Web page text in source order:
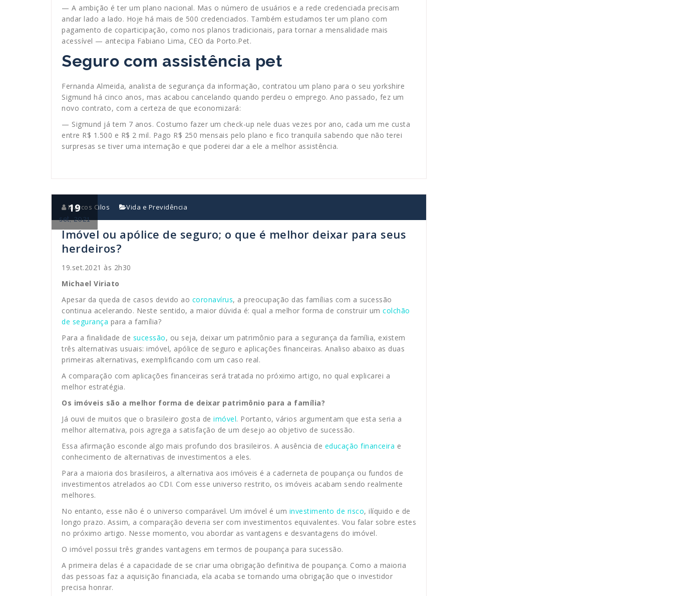
— A ambição é ter um plano nacional. Mas o número de usuários e a rede credenciada precisam
andar lado a lado. Hoje há mais de 500 credenciados. Também estudamos ter um plano com
pagamento de coparticipação, como nos planos tradicionais, para tornar a mensalidade mais
acessível — antecipa Fabiano Lima, CEO da Porto.Pet.
Seguro com assistência pet
Fernanda Almeida, analista de segurança da informação, contratou um plano para o seu yorkshire
Sigmund há cinco anos, mas acabou cancelando quando perdeu o emprego. Ano passado, fez um
novo contrato, com a certeza de que economizará:
— Sigmund já tem 7 anos. Costumo fazer um check-up nele duas vezes por ano, cada um me custa
entre R$ 1.500 e R$ 2 mil. Pago R$ 250 mensais pelo plano e fico tranquila sabendo que não terei
surpresas se tiver uma internação e que poderei dar a ele a melhor assistência.
19
set, 2021
Marcos Cilos Vida e Previdência
Imóvel ou apólice de seguro; o que é melhor deixar para seus
herdeiros?
19.set.2021 às 2h30
Michael Viriato
Apesar da queda de casos devido ao coronavírus, a preocupação das famílias com a sucessão
continua acelerando. Neste sentido, a maior dúvida é: qual a melhor forma de construir um colchão
de segurança para a família?
Para a finalidade de sucessão, ou seja, deixar um patrimônio para a segurança da família, existem
três alternativas usuais: imóvel, apólice de seguro e aplicações financeiras. Analiso abaixo as duas
primeiras alternativas, exemplificando com um caso real.
A comparação com aplicações financeiras será tratada no próximo artigo, no qual explicarei a
melhor estratégia.
Os imóveis são a melhor forma de deixar patrimônio para a família?
Já ouvi de muitos que o brasileiro gosta de imóvel. Portanto, vários argumentam que esta seria a
melhor alternativa, pois agrega a satisfação de um desejo ao objetivo de sucessão.
Essa afirmação esconde algo mais profundo dos brasileiros. A ausência de educação financeira e
conhecimento de alternativas de investimentos a eles.
Para a maioria dos brasileiros, a alternativa aos imóveis é a caderneta de poupança ou fundos de
investimentos atrelados ao CDI. Com esse universo restrito, os imóveis acabam sendo realmente
melhores.
No entanto, esse não é o universo comparável. Um imóvel é um investimento de risco, ilíquido e de
longo prazo. Assim, a comparação deveria ser com investimentos equivalentes. Vou falar sobre estes
no próximo artigo. Nesse momento, vou abordar as vantagens e desvantagens do imóvel.
O imóvel possui três grandes vantagens em termos de poupança para sucessão.
A primeira delas é a capacidade de se criar uma obrigação definitiva de poupança. Como a maioria
das pessoas faz a aquisição financiada, ela acaba se tornando uma obrigação que o investidor
precisa honrar.